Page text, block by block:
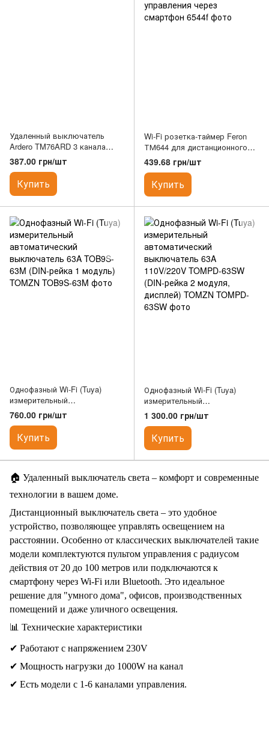
Удаленный выключатель
Ardero TM76ARD 3 канала
1000W 30M
387.00 грн/шт
Купить
Wi-Fi розетка-таймер Feron
ТМ644 для дистанционного
управления через смартфон
439.68 грн/шт
Купить
Однофазный Wi-Fi (Tuya)
измерительный
автоматический
выключатель 63A TOB9S-63M
(DIN-рейка 1 модуль) TOMZN
760.00 грн/шт
Купить
Однофазный Wi-Fi (Tuya)
измерительный
автоматический выключатель
63A 110V/220V TOMPD-63SW
(DIN-рейка 2 модуля, дисплей)
TOMZN
1 300.00 грн/шт
Купить
🏠 Удаленный выключатель света – комфорт и современные
технологии в вашем доме.
Дистанционный выключатель света – это удобное
устройство, позволяющее управлять освещением на
расстоянии. Особенно от классических выключателей такие
модели комплектуются пультом управления с радиусом
действия от 20 до 100 метров или подключаются к
смартфону через Wi-Fi или Bluetooth. Это идеальное
решение для "умного дома", офисов, производственных
помещений и даже уличного освещения.
📊 Технические характеристики
✔ Работают с напряжением 230V
✔ Мощность нагрузки до 1000W на канал
✔ Есть модели с 1-6 каналами управления.